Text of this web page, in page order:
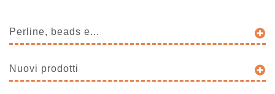
Perline, beads e...
Nuovi prodotti